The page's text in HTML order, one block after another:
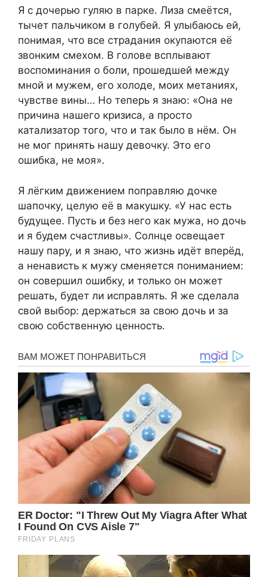
Я с дочерью гуляю в парке. Лиза смеётся,
тычет пальчиком в голубей. Я улыбаюсь ей,
понимая, что все страдания окупаются её
звонким смехом. В голове всплывают
воспоминания о боли, прошедшей между
мной и мужем, его холоде, моих метаниях,
чувстве вины… Но теперь я знаю: «Она не
причина нашего кризиса, а просто
катализатор того, что и так было в нём. Он
не мог принять нашу девочку. Это его
ошибка, не моя».
Я лёгким движением поправляю дочке
шапочку, целую её в макушку. «У нас есть
будущее. Пусть и без него как мужа, но дочь
и я будем счастливы». Солнце освещает
нашу пару, и я знаю, что жизнь идёт вперёд,
а ненависть к мужу сменяется пониманием:
он совершил ошибку, и только он может
решать, будет ли исправлять. Я же сделала
свой выбор: держаться за свою дочь и за
свою собственную ценность.